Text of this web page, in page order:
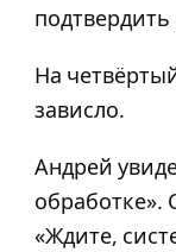
На
зависло.
Андрей
обработке».
«Ждите,